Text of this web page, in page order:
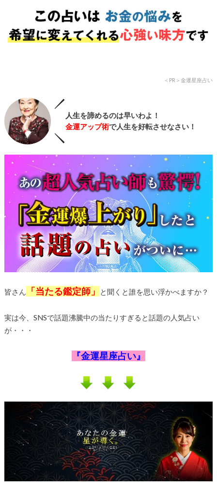
＜PR＞金運星座占い
人生を諦めるのは早いわよ！
金運アップ術で人生を好転させなさい！
皆さん 「当たる鑑定師」 と聞くと誰を思い浮かべますか？
実は今、SNSで話題沸騰中の当たりすぎると話題の人気占い
が・・・
『金運星座占い』